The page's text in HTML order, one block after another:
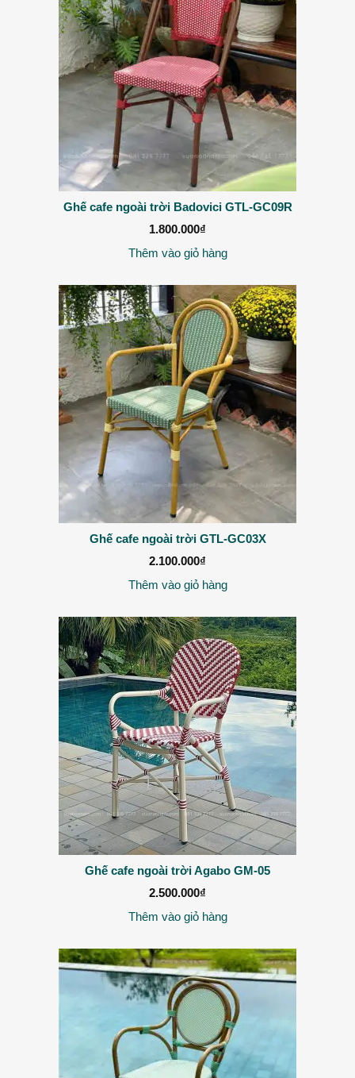
Ghế cafe ngoài trời Badovici GTL-GC09R
1.800.000₫
Thêm vào giỏ hàng
Ghế cafe ngoài trời GTL-GC03X
2.100.000₫
Thêm vào giỏ hàng
Ghế cafe ngoài trời Agabo GM-05
2.500.000₫
Thêm vào giỏ hàng